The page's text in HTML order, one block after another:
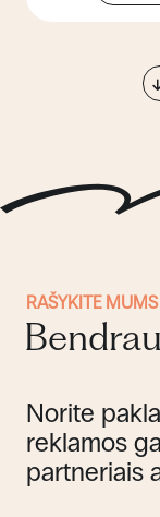
RAŠYKITE MUMS
Norite
reklamos
partneriais